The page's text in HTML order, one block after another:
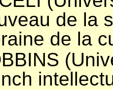
de la
de la